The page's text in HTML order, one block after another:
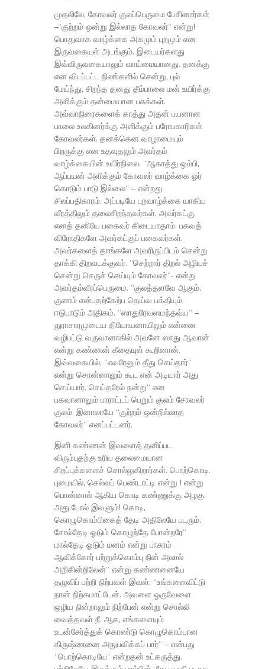
முதலிலே, கோவலர் குலப்பெருமை பேசினார்கள்
–“குற்றம் ஒன்று இல்லாத கோவலர்“ என்று!
பொதுவாக வாழ்க்கை அகமும் புறமும் என
இருவகையுள் அடங்கும். இடையர்களது
இவ்விருவகையாலும் வாய்மையானது. தனக்கு
என விடப்பட்ட நிலங்களில் சென்று, புல்
மேய்ந்து, சிறந்த தனது தீம்பாலை மன் உயிர்க்கு
அளிக்கும் தன்மையான பசுக்கள்.
அவ்வாநிரைகளைக் காத்து அதன் பயனான
பாலை உலகினர்க்கு அளிக்கும் பரோபகாரிகள்
கோவலர்கள். தனக்கென வாழாமையும்
பிறருக்கு என உதவுதலும் அவர்தம்
வாழ்க்கையின் உயிர்நிலை. “ஆகாத்து ஒம்பி,
ஆப்பயன் அளிக்கும் கோவலர் வாழ்க்கை ஓர்
கொடும் பாடு இல்லை“ – என்றது
சிலப்பதிகாரம். அப்படியே புறவாழ்க்கை யாகிய
வீரத்திலும் தலைசிறந்தவர்கள். அவர்கட்கு
எனத் தனியே பகைவர் கிடையாதாம். பகவத்
விரோதிகளே அவர்கட்குப் பகைவர்கள்.
அவர்களைத் தாங்களே அவரிருப்பிடம் சென்று
தாக்கி திறவடக்குவர். “செற்றார் திறல் அழியச்
சென்று செருச் செய்யும் கோவலர்“- என்று
அவர்தம்வீரப்பெருமை. “குலத்தளவே ஆகும்.
குணம் என்பதற்கேற்ப தெய்வ பக்தியும்
ஈடுபாடும் அதிகம். “ஸாதுரேவஸமந்தவ்ய“ –
துராசாரமுடைய தியோயனாயிலும் என்னை
வழிபட்டு வருவானாகில் அவனே ஸாது ஆவான்
என்று கண்ணன் கீதையுள் கூறினான்.
இவ்வகையில், “எவரேனும் தீது செய்தார்“
என்று சொன்னாலும் கூட என் அடியார் அது
செய்யார். செய்தரேல் நன்று“ என
பகவானாலும் பாராட்டப் பெறும் குலம் சோவலர்
குலம். இனாலாயே “குற்றம் ஒன்றில்லாத
கோவலர்“ எனப்பட்டனர்.
இனி கண்ணன் இவளைத் தனிப்பட
விரும்புதற்கு உரிய தலைமையான
சிறப்புக்களைச் சொல்லுகிறார்கள். பொற்கொடி.
புமையில், செல்வப் பெண்டாட்டி என்று ! என்று
பொன்னால் ஆகிய கொடி கண்ணுக்கு அழகு.
அது போல் இவளும்! கொடி,
கொழுகொம்பிகைத் தேடி அதிலேயே படரும்.
சோல்தேடி ஓடும் கொழுந்தே போன்றரே“
மால்தேடி ஓடும் மனம் என்று பாசுரம்
ஆவிக்கோர் பற்றுக்கொம்பு நின் அலால்
அறிகின்றிலேன்“ என்று கண்ணனையே
தழுவிப் பற்றி நிற்பவள் இவள். “உங்களைவிட்டு
நான் நிற்கமாட்டேன். அவளை ஒருவேளை
ஒழிய நின்றாலும் நிற்பேன் என்று சொல்லி
வைத்தவள் நீ. ஆக, எங்களையும்
உடன்சேர்த்துக் கொண்டு கொழுகொம்பான
கிருஷ்ணனை அநுபவிக்கப் பார்“ – என்பது
“பொற்கொடியே“ என்றதன் உட்கருத்து.